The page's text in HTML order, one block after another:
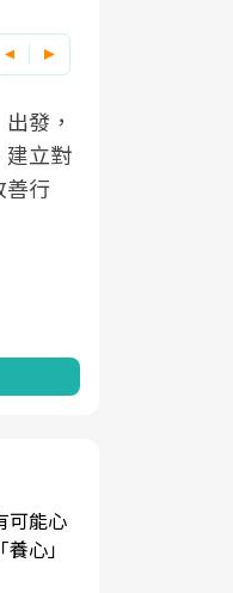
發，
建立對
善行
可能心
心」